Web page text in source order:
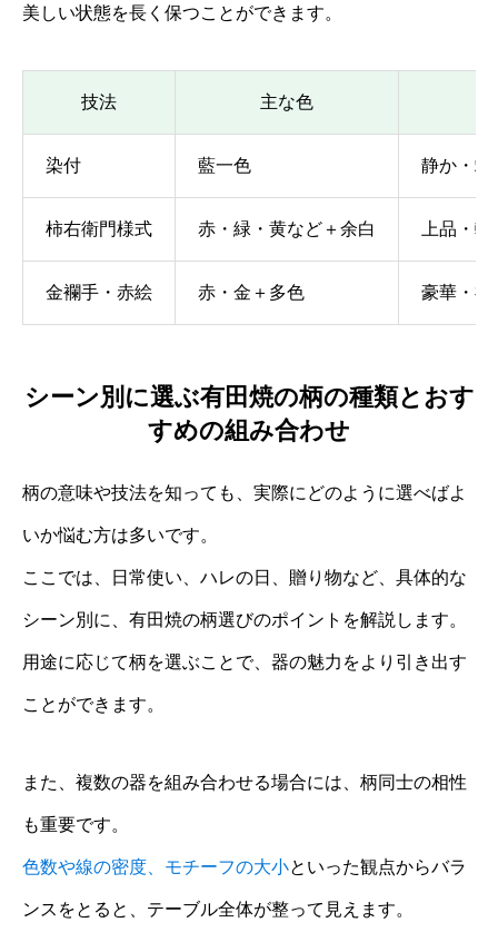
美しい状態を長く保つことができます。
技法 主な色
染付 藍一色 静か・端
柿右衛門様式 赤・緑・黄など＋余白 上品・
金襴手・赤絵 赤・金＋多色 豪華・祝
シーン別に選ぶ有田焼の柄の種類とおす
すめの組み合わせ
柄の意味や技法を知っても、実際にどのように選べばよ
いか悩む方は多いです。
ここでは、日常使い、ハレの日、贈り物など、具体的な
シーン別に、有田焼の柄選びのポイントを解説します。
用途に応じて柄を選ぶことで、器の魅力をより引き出す
ことができます。
また、複数の器を組み合わせる場合には、柄同士の相性
も重要です。
色数や線の密度、モチーフの大小といった観点からバラ
ンスをとると、テーブル全体が整って見えます。